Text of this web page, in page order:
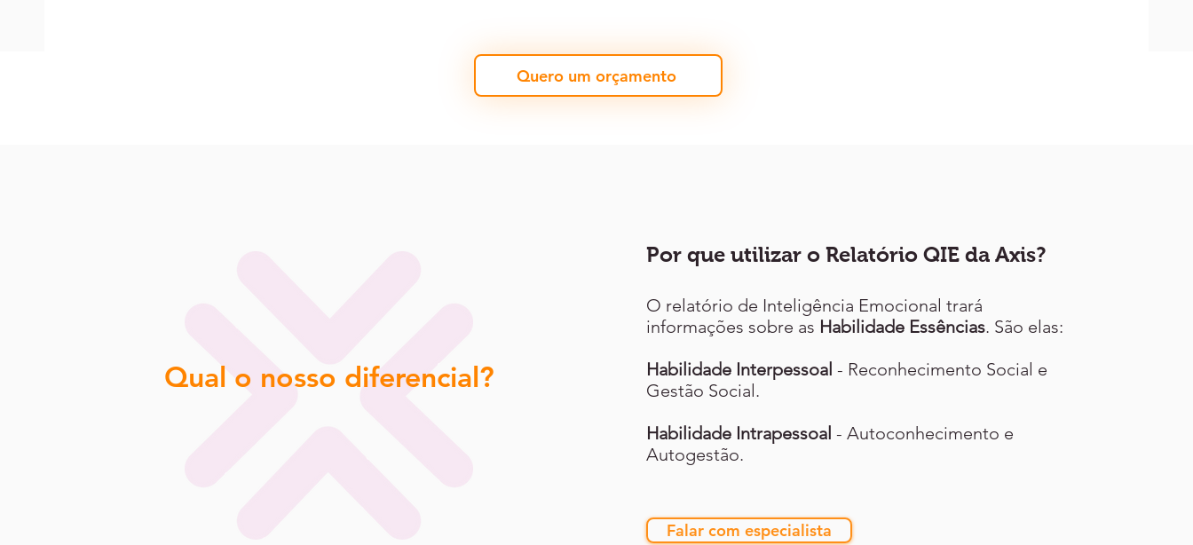
Quero um orçamento
Qual o nosso diferencial?
Por que utilizar o Relatório QIE da Axis?
O relatório de Inteligência Emocional trará
informações sobre as Habilidade Essências. São elas:
Habilidade Interpessoal - Reconhecimento Social e
Gestão Social.
Habilidade Intrapessoal - Autoconhecimento e
Autogestão.
Falar com especialista